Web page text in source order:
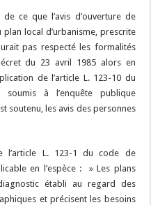
ce que l’avis d’ouverture de
local d’urbanisme, prescrite
pas respecté les formalités
du 23 avril 1985 alors en
de l’article L. 123-10 du
à l’enquête publique
soutenu, les avis des personnes
l’article L. 123-1 du code de
en l’espèce : » Les plans
établi au regard des
et précisent les besoins